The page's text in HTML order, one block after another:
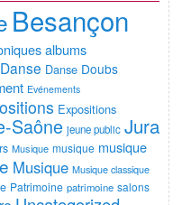
Besançon
albums
Danse Danse Doubs
Evénements
Expositions
Saône jeune public Jura
Musique musique musique
Musique Musique classique
Patrimoine patrimoine salons